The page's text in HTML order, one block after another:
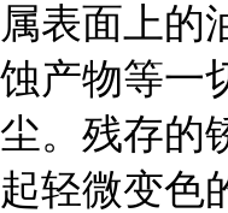
属表面上的
蚀产物等一
尘。残存的
起轻微变色